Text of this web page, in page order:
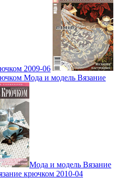
2009-06
Мода и модель Вязание
Мода и модель Вязание
крючком 2010-04